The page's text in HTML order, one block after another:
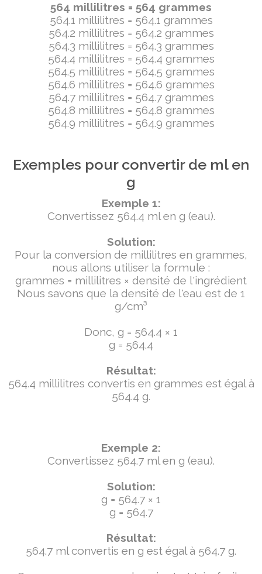
564 millilitres = 564 grammes
564.1 millilitres = 564.1 grammes
564.2 millilitres = 564.2 grammes
564.3 millilitres = 564.3 grammes
564.4 millilitres = 564.4 grammes
564.5 millilitres = 564.5 grammes
564.6 millilitres = 564.6 grammes
564.7 millilitres = 564.7 grammes
564.8 millilitres = 564.8 grammes
564.9 millilitres = 564.9 grammes
Exemples pour convertir de ml en
g
Exemple 1:
Convertissez 564.4 ml en g (eau).
Solution:
Pour la conversion de millilitres en grammes,
nous allons utiliser la formule :
grammes = millilitres × densité de l'ingrédient
Nous savons que la densité de l'eau est de 1
g/cm³
Donc, g = 564.4 × 1
g = 564.4
Résultat:
564.4 millilitres convertis en grammes est égal à
564.4 g.
Exemple 2:
Convertissez 564.7 ml en g (eau).
Solution:
g = 564.7 × 1
g = 564.7
Résultat:
564.7 ml convertis en g est égal à 564.7 g.